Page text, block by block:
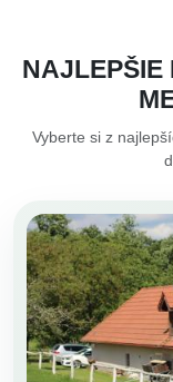
NAJLEPŠIE
Vyberte si z